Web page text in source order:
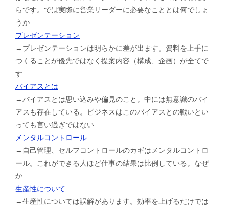
らです。では実際に営業リーダーに必要なこととは何でしょ
うか
プレゼンテーション
→プレゼンテーションは明らかに差が出ます。資料を上手に
つくることが優先ではなく提案内容（構成、企画）が全てで
す
バイアスとは
→バイアスとは思い込みや偏見のこと。中には無意識のバイ
アスも存在している。ビジネスはこのバイアスとの戦いとい
っても言い過ぎではない
メンタルコントロール
→自己管理、セルフコントロールのカギはメンタルコントロ
ール。これができる人ほど仕事の結果は比例している。なぜ
か
生産性について
→生産性については誤解があります。効率を上げるだけでは